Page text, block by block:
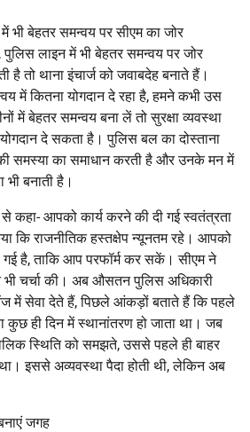
भी बेहतर समन्वय पर सीएम का जोर
पुलिस लाइन में भी बेहतर समन्वय पर जोर
है तो थाना इंचार्ज को जवाबदेह बनाते हैं।
में कितना योगदान दे रहा है, हमने कभी उस
में बेहतर समन्वय बना लें तो सुरक्षा व्यवस्था
दे सकता है। पुलिस बल का दोस्ताना
समस्या का समाधान करती है और उनके मन में
बनाती है।
कहा- आपको कार्य करने की दी गई स्वतंत्रता
कि राजनीतिक हस्तक्षेप न्यूनतम रहे। आपको
गई है, ताकि आप परफॉर्म कर सकें। सीएम ने
भी चर्चा की। अब औसतन पुलिस अधिकारी
में सेवा देते हैं, पिछले आंकड़ों बताते हैं कि पहले
कुछ ही दिन में स्थानांतरण हो जाता था। जब
स्थिति को समझते, उससे पहले ही बाहर
था। इससे अव्यवस्था पैदा होती थी, लेकिन अब
जगह